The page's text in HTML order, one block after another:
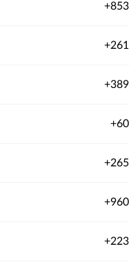
+853
+261
+389
+60
+265
+960
+223